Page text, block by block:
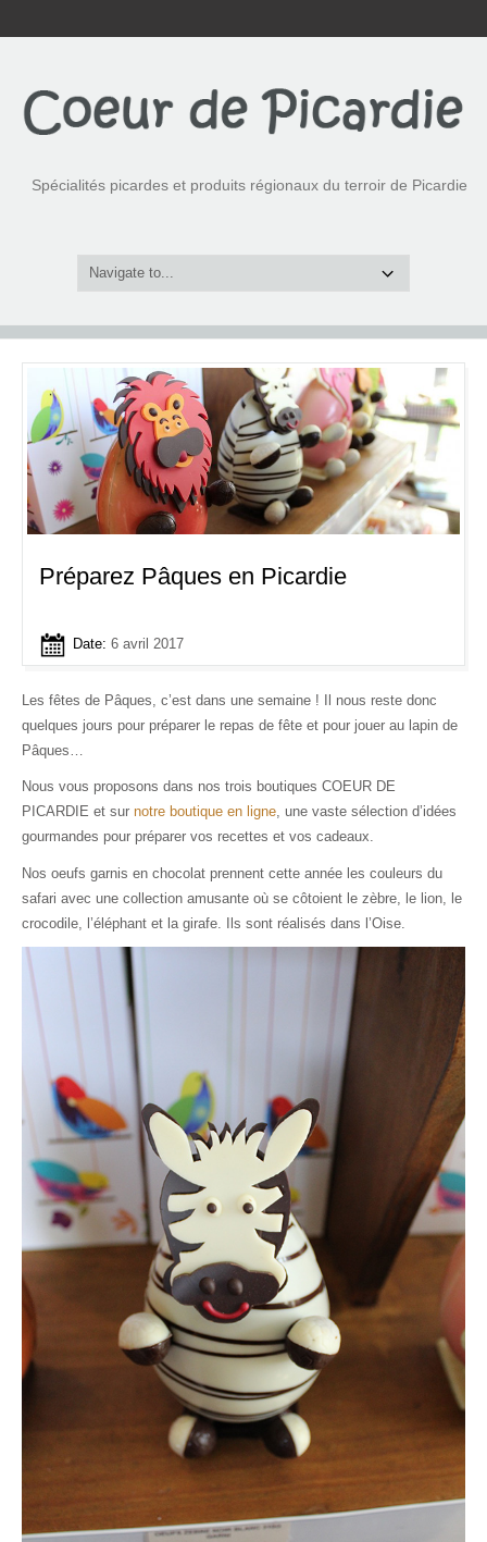
Spécialités picardes et produits régionaux du terroir de Picardie
Préparez Pâques en Picardie
Date: 6 avril 2017
Les fêtes de Pâques, c’est dans une semaine ! Il nous reste donc
quelques jours pour préparer le repas de fête et pour jouer au lapin de
Pâques…
Nous vous proposons dans nos trois boutiques COEUR DE
PICARDIE et sur notre boutique en ligne, une vaste sélection d’idées
gourmandes pour préparer vos recettes et vos cadeaux.
Nos oeufs garnis en chocolat prennent cette année les couleurs du
safari avec une collection amusante où se côtoient le zèbre, le lion, le
crocodile, l’éléphant et la girafe. Ils sont réalisés dans l’Oise.